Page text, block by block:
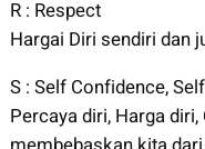
R : Respect
Hargai Diri sendiri dan
S : Self Confidence,
Percaya diri, Harga